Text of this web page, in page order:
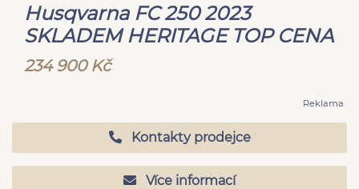
Husqvarna FC 250 2023
SKLADEM HERITAGE TOP CENA
234 900 Kč
Reklama
Kontakty prodejce
Více informací